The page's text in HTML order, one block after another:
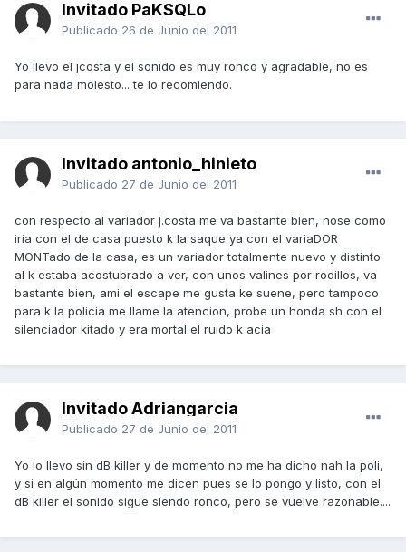
Invitado PaKSQLo
Publicado 26 de Junio del 2011
Yo llevo el jcosta y el sonido es muy ronco y agradable, no es
para nada molesto... te lo recomiendo.
Invitado antonio_hinieto
Publicado 27 de Junio del 2011
con respecto al variador j.costa me va bastante bien, nose como
iria con el de casa puesto k la saque ya con el variaDOR
MONTado de la casa, es un variador totalmente nuevo y distinto
al k estaba acostubrado a ver, con unos valines por rodillos, va
bastante bien, ami el escape me gusta ke suene, pero tampoco
para k la policia me llame la atencion, probe un honda sh con el
silenciador kitado y era mortal el ruido k acia
Invitado Adriangarcia
Publicado 27 de Junio del 2011
Yo lo llevo sin dB killer y de momento no me ha dicho nah la poli,
y si en algún momento me dicen pues se lo pongo y listo, con el
dB killer el sonido sigue siendo ronco, pero se vuelve razonable....